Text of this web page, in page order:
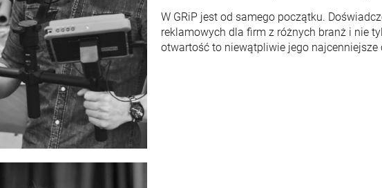
W GRiP jest od samego początku.
reklamowych dla firm z różnych branż i nie
otwartość to niewątpliwie jego najcenniejsze